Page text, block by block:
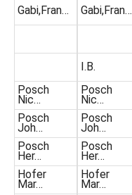
Gabi,Fran…
Posch
Nic…
Posch
Joh…
Posch
Her…
Hofer
Mar…
Gabi,Fran…
I.B.
Posch
Nic…
Posch
Joh…
Posch
Her…
Hofer
Mar…